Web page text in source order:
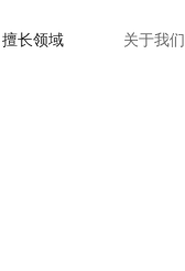
擅长领域 关于我们